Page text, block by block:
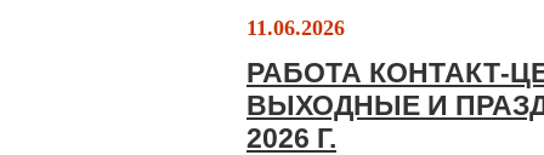
11.06.2026
РАБОТА КОНТАКТ-
ВЫХОДНЫЕ И
2026 Г.